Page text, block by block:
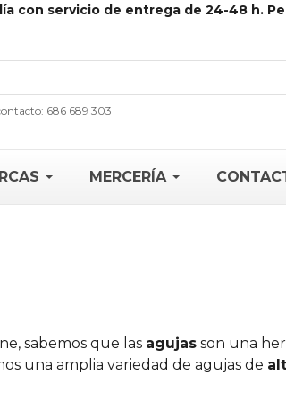
con servicio de entrega de 24-48 h.
686 689 303
MERCERÍA
sabemos que las agujas son una
una amplia variedad de agujas de